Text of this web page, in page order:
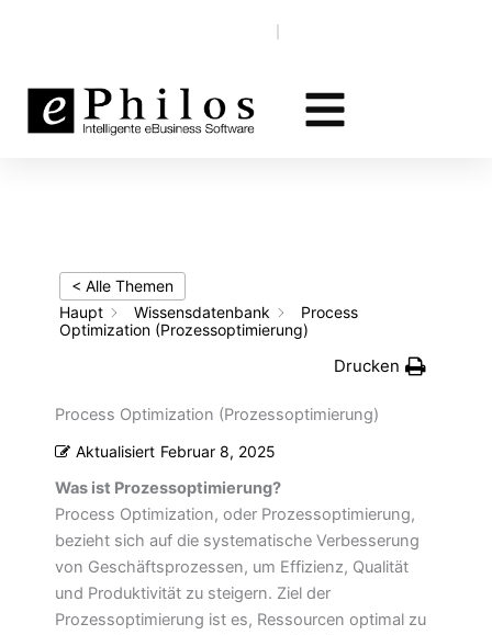
< Alle Themen
Haupt
Wissensdatenbank
Process
Optimization (Prozessoptimierung)
Drucken
Process Optimization (Prozessoptimierung)
Aktualisiert Februar 8, 2025
Was ist Prozessoptimierung?
Process Optimization, oder Prozessoptimierung,
bezieht sich auf die systematische Verbesserung
von Geschäftsprozessen, um Effizienz, Qualität
und Produktivität zu steigern. Ziel der
Prozessoptimierung ist es, Ressourcen optimal zu